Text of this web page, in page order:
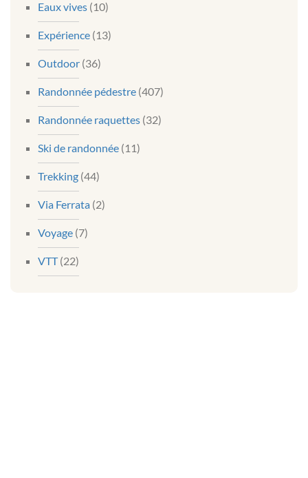
Eaux vives (10)
Expérience (13)
Outdoor (36)
Randonnée pédestre (407)
Randonnée raquettes (32)
Ski de randonnée (11)
Trekking (44)
Via Ferrata (2)
Voyage (7)
VTT(22)